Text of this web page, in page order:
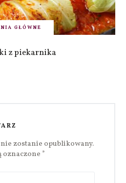
GŁÓWNE
z piekarnika
zostanie opublikowany.
oznaczone *